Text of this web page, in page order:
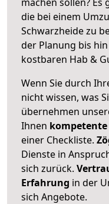
die bei einem
Schwarzheide zu
der Planung bis
kostbaren Hab &
Wenn Sie durch
nicht wissen, was
übernehmen
Ihnen
einer Checkliste.
Dienste in
sich zurück.
Erfahrung in der
sich Angebote.